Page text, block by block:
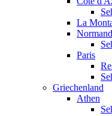
La
Paris
Griechenland
Athen